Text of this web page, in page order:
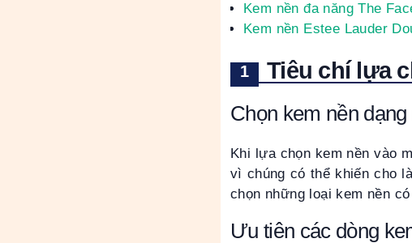
Kem nền đa năng The
Kem nền Estee Lauder
Tiêu chí lựa
Chọn kem nền
Khi lựa chọn kem nền vào
vì chúng có thể khiến cho
chọn những loại kem nền
Ưu tiên các dòng